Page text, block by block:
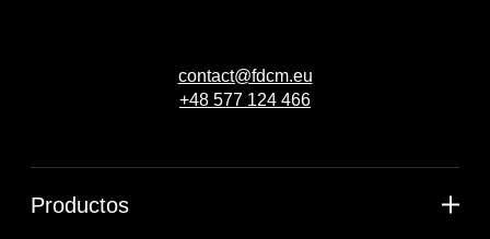
contact@fdcm.eu
+48 577 124 466
Productos